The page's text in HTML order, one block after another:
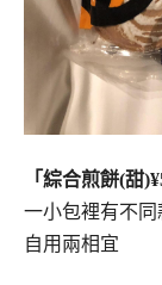
「綜合煎餅(甜
一小包裡有不
自用兩相宜